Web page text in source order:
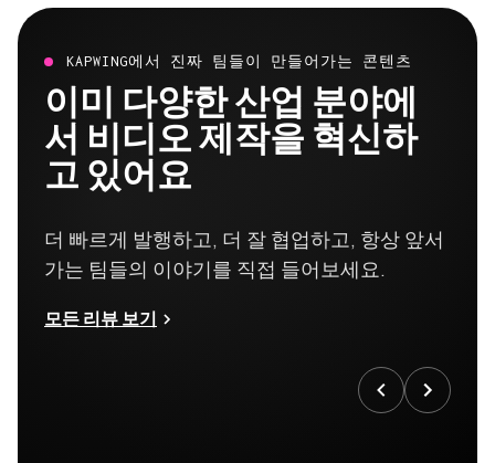
이미 다양한 산업 분야에
서 비디오 제작을 혁신하
고 있어요
가는 팀들의 이야기를 직접 들어보세요.